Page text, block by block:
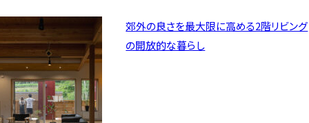
郊外の良さを最大限に高める2階リビング
の開放的な暮らし